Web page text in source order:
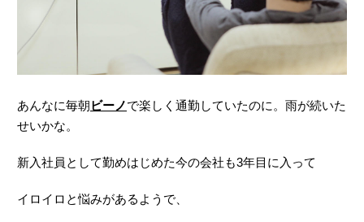
あんなに毎朝ビーノで楽しく通勤していたのに。雨が続いた
せいかな。
新入社員として勤めはじめた今の会社も3年目に入って
イロイロと悩みがあるようで、